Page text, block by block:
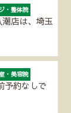
・整体院
潮店は、埼玉
・美容院
予約なしで